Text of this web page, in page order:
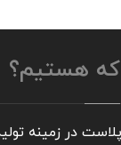
که هستیم؟
پلاست در زمینه